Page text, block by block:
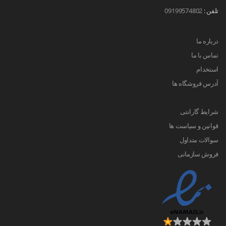
تلفن : 09199574802
درباره ما
تماس با ما
استخدام
آدرس فروشگاه ها
شرایط گارانتی
قوانین و سیاست ها
سوالات متداول
فروش سازمانی